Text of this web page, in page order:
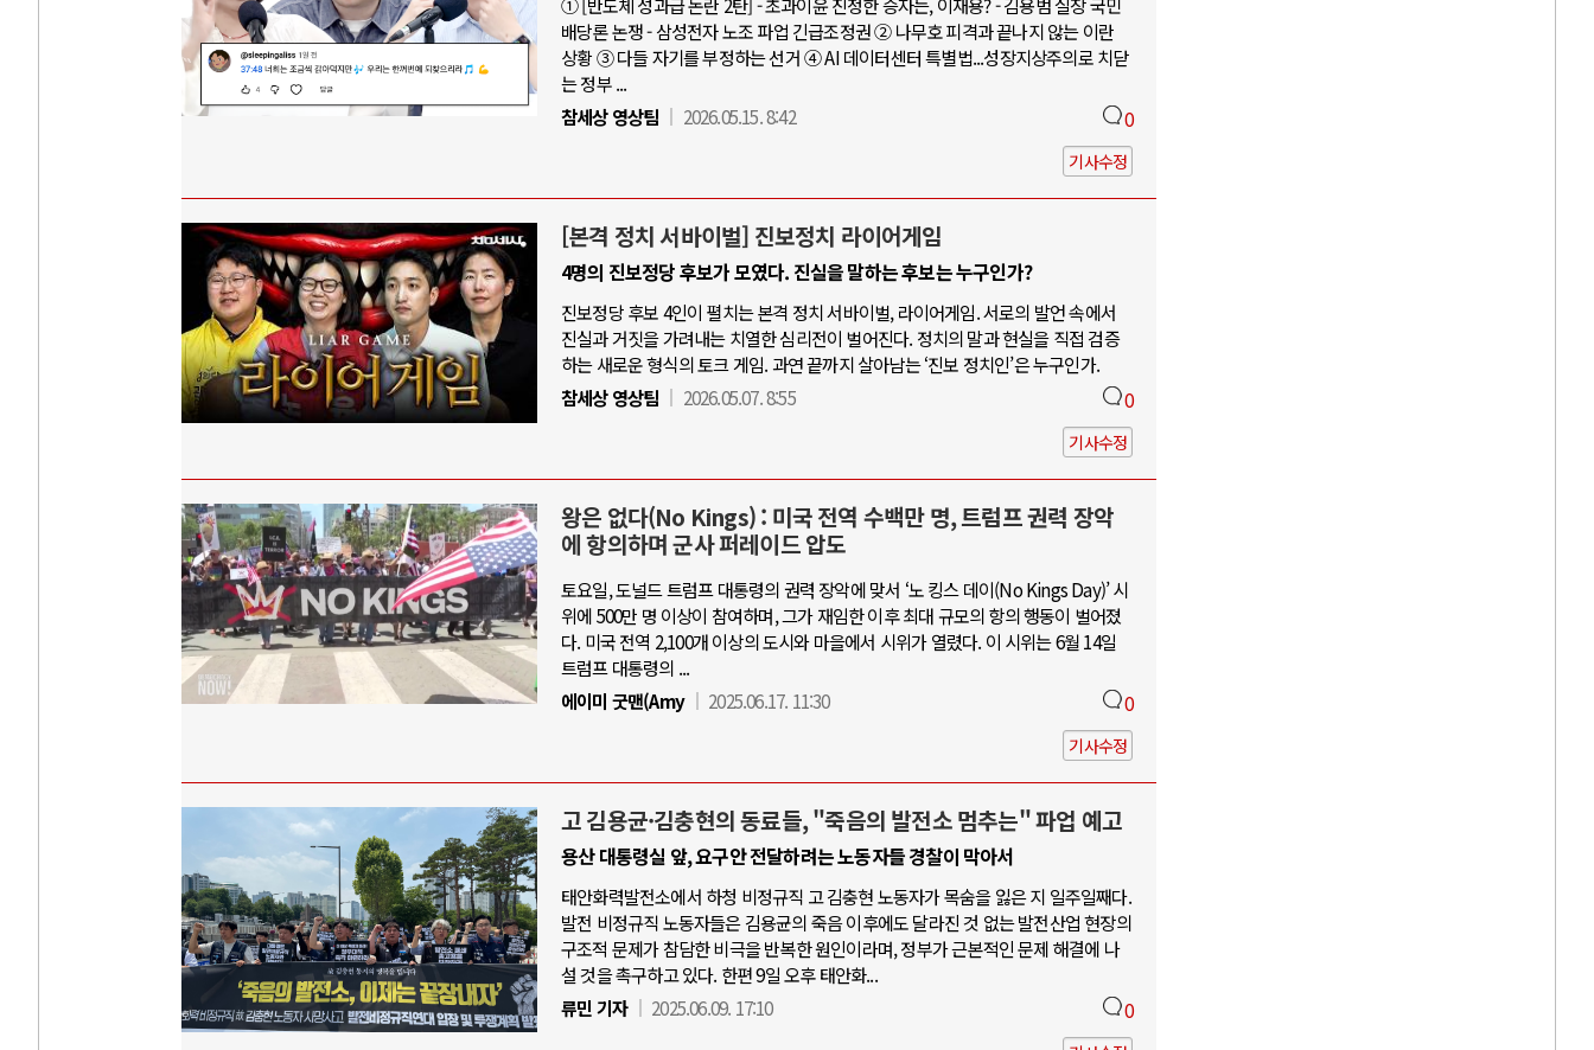
배당론 논쟁 - 삼성전자 노조 파업 긴급조정권 ② 나무호 피격과 끝나지 않는 이란
상황 ③ 다들 자기를 부정하는 선거 ④ AI 데이터센터 특별법...성장지상주의로 치닫
는 정부 ...
참세상 영상팀
2026.05.15. 8:42 0
기사수정
[본격 정치 서바이벌] 진보정치 라이어게임
4명의 진보정당 후보가 모였다. 진실을 말하는 후보는 누구인가?
진보정당 후보 4인이 펼치는 본격 정치 서바이벌, 라이어게임. 서로의 발언 속에서
진실과 거짓을 가려내는 치열한 심리전이 벌어진다. 정치의 말과 현실을 직접 검증
하는 새로운 형식의 토크 게임. 과연 끝까지 살아남는 ‘진보 정치인’은 누구인가.
참세상 영상팀
2026.05.07. 8:55 0
기사수정
왕은 없다(No Kings) : 미국 전역 수백만 명, 트럼프 권력 장악
에 항의하며 군사 퍼레이드 압도
토요일, 도널드 트럼프 대통령의 권력 장악에 맞서 ‘노 킹스 데이(No Kings Day)’ 시
위에 500만 명 이상이 참여하며, 그가 재임한 이후 최대 규모의 항의 행동이 벌어졌
다. 미국 전역 2,100개 이상의 도시와 마을에서 시위가 열렸다. 이 시위는 6월 14일
트럼프 대통령의 ...
에이미 굿맨(Amy
2025.06.17. 11:30 0
기사수정
고 김용균·김충현의 동료들, "죽음의 발전소 멈추는" 파업 예고
용산 대통령실 앞, 요구안 전달하려는 노동자들 경찰이 막아서
태안화력발전소에서 하청 비정규직 고 김충현 노동자가 목숨을 잃은 지 일주일째다.
발전 비정규직 노동자들은 김용균의 죽음 이후에도 달라진 것 없는 발전산업 현장의
구조적 문제가 참담한 비극을 반복한 원인이라며, 정부가 근본적인 문제 해결에 나
설 것을 촉구하고 있다. 한편 9일 오후 태안화...
류민 기자
2025.06.09. 17:10 0